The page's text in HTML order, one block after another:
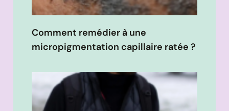
Comment remédier à une
micropigmentation capillaire ratée ?